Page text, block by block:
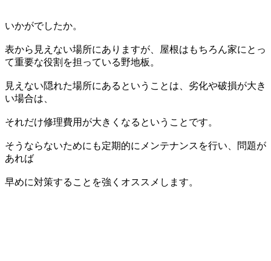
いかがでしたか。
表から見えない場所にありますが、屋根はもちろん家にとっ
て重要な役割を担っている野地板。
見えない隠れた場所にあるということは、劣化や破損が大き
い場合は、
それだけ修理費用が大きくなるということです。
そうならないためにも定期的にメンテナンスを行い、問題が
あれば
早めに対策することを強くオススメします。